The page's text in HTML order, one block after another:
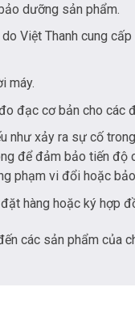
dưỡng sản phẩm.
Việt Thanh cung
máy.
đạc cơ bản cho các
như xảy ra sự cố
để đảm bảo tiến độ
phạm vi đổi hoặc bảo
hàng hoặc ký hợp
các sản phẩm của